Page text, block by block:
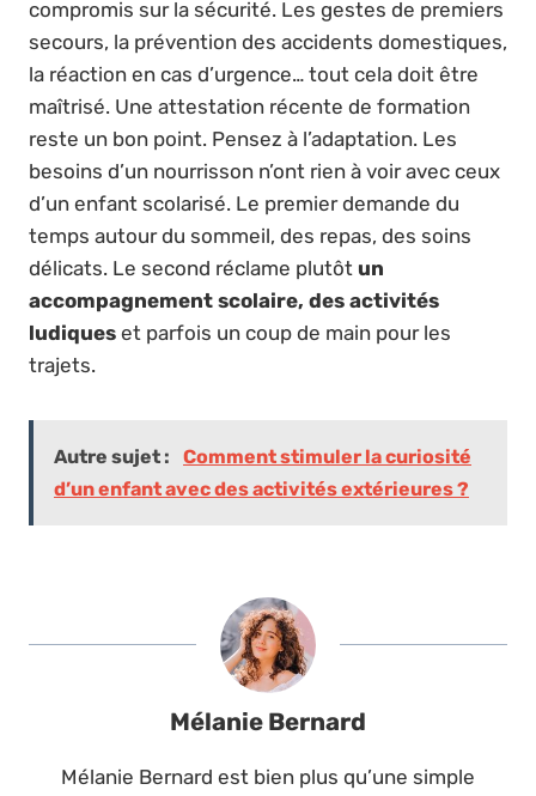
compromis sur la sécurité. Les gestes de premiers
secours, la prévention des accidents domestiques,
la réaction en cas d’urgence… tout cela doit être
maîtrisé. Une attestation récente de formation
reste un bon point. Pensez à l’adaptation. Les
besoins d’un nourrisson n’ont rien à voir avec ceux
d’un enfant scolarisé. Le premier demande du
temps autour du sommeil, des repas, des soins
délicats. Le second réclame plutôt un
accompagnement scolaire, des activités
ludiques et parfois un coup de main pour les
trajets.
Autre sujet :
Comment stimuler la curiosité
d’un enfant avec des activités extérieures ?
Mélanie Bernard
Mélanie Bernard est bien plus qu’une simple